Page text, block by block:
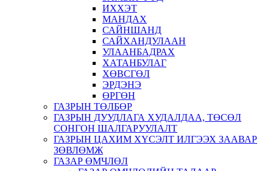
ИХХЭТ
МАНДАХ
САЙНШАНД
САЙХАНДУЛААН
УЛААНБАДРАХ
ХАТАНБУЛАГ
ХӨВСГӨЛ
ЭРДЭНЭ
ӨРГӨН
ГАЗРЫН ТӨЛБӨР
ГАЗРЫН ДУУДЛАГА ХУДАЛДАА, ТӨСӨЛ
СОНГОН ШАЛГАРУУЛАЛТ
ГАЗРЫН ЦАХИМ ХҮСЭЛТ ИЛГЭЭХ ЗААВАР
ЗӨВЛӨМЖ
ГАЗАР ӨМЧЛӨЛ